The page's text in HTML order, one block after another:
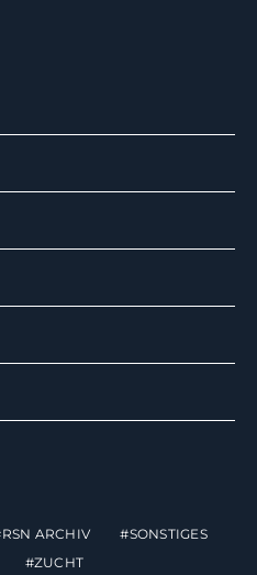
RSN ARCHIV
SONSTIGES
ZUCHT